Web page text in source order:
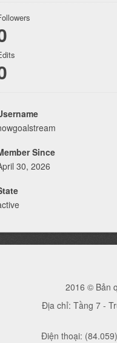
Since
30, 2026
2016 © Bản
Địa chỉ: Tầng 7 -
Điện thoại: